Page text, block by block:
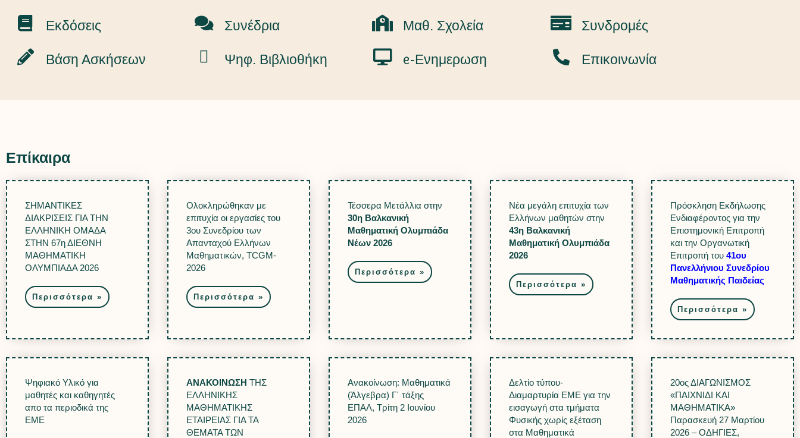
Εκδόσεις Συνέδρια Μαθ. Σχολεία Συνδρομές
Βάση Ασκήσεων Ψηφ. Βιβλιοθήκη ᧉ-Ενημερωση Επικοινωνία
Επίκαιρα
ΣΗΜΑΝΤΙΚΕΣ
ΔΙΑΚΡΙΣΕΙΣ ΓΙΑ ΤΗΝ
ΕΛΛΗΝΙΚΗ ΟΜΑΔΑ
ΣΤΗΝ 67η ΔΙΕΘΝΗ
ΜΑΘΗΜΑΤΙΚΗ
ΟΛΥΜΠΙΑΔΑ 2026
Περισσότερα »
Ολοκληρώθηκαν με
επιτυχία οι εργασίες του
3ου Συνεδρίου των
Απανταχού Ελλήνων
Μαθηματικών, TCGM-
2026
Περισσότερα »
Τέσσερα Μετάλλια στην
30η Βαλκανική
Μαθηματική Ολυμπιάδα
Νέων 2026
Περισσότερα »
Νέα μεγάλη επιτυχία των
Ελλήνων μαθητών στην
43η Βαλκανική
Μαθηματική Ολυμπιάδα
2026
Περισσότερα »
Πρόσκληση Εκδήλωσης
Ενδιαφέροντος για την
Επιστημονική Επιτροπή
και την Οργανωτική
Επιτροπή του 41ου
Πανελλήνιου Συνεδρίου
Μαθηματικής Παιδείας
Περισσότερα »
Ψηφιακό Υλικό για
μαθητές και καθηγητές
απο τα περιοδικά της
ΕME
ΑΝΑΚΟΙΝΩΣΗ ΤΗΣ
ΕΛΛΗΝΙΚΗΣ
ΜΑΘΗΜΑΤΙΚΗΣ
ΕΤΑΙΡΕΙΑΣ ΓΙΑ ΤΑ
ΘΕΜΑΤΑ ΤΩΝ
Ανακοίνωση: Μαθηματικά
(Άλγεβρα) Γ΄ τάξης
ΕΠΑΛ, Τρίτη 2 Ιουνίου
2026
Δελτίο τύπου-
Διαμαρτυρία ΕΜΕ για την
εισαγωγή στα τμήματα
Φυσικής χωρίς εξέταση
στα Μαθηματικά
20ος ΔΙΑΓΩΝΙΣΜΟΣ
«ΠΑΙΧΝΙΔΙ ΚΑΙ
ΜΑΘΗΜΑΤΙΚΑ»
Παρασκευή 27 Μαρτίου
2026 – ΟΔΗΓΙΕΣ,